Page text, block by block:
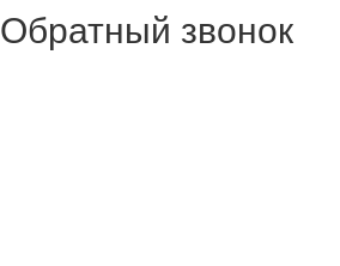
Обратный звонок